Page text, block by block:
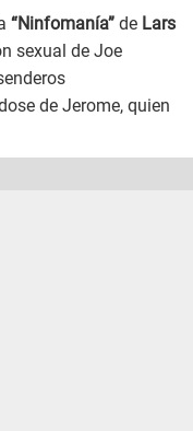
“Ninfomanía” de Lars
sexual de Joe
de Jerome, quien